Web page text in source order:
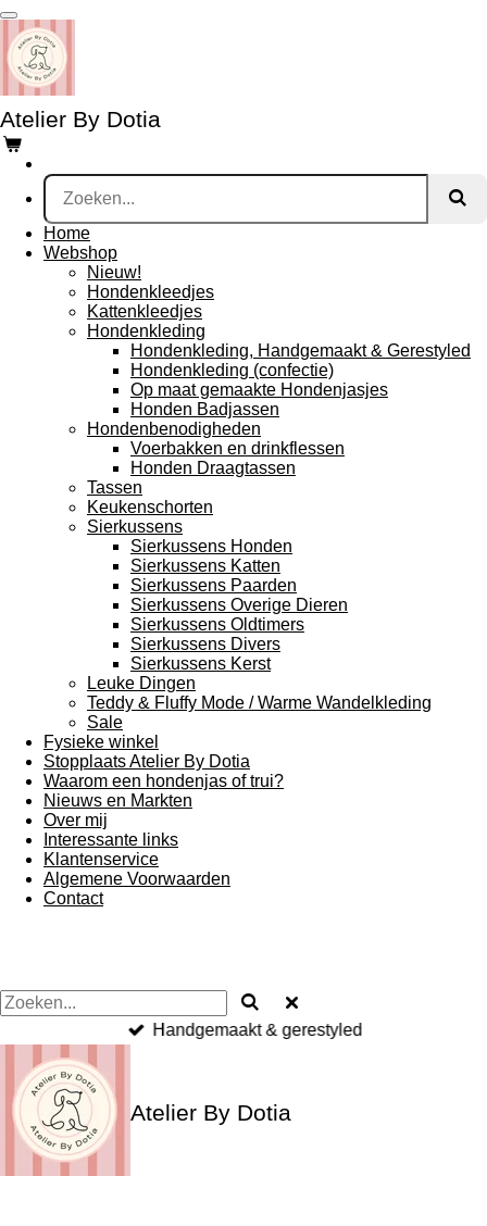
Ga
direct
naar
de
hoofdinhoud
Atelier By Dotia
Home
Webshop
Nieuw!
Hondenkleedjes
Kattenkleedjes
Hondenkleding
Hondenkleding, Handgemaakt & Gerestyled
Hondenkleding (confectie)
Op maat gemaakte Hondenjasjes
Honden Badjassen
Hondenbenodigheden
Voerbakken en drinkflessen
Honden Draagtassen
Tassen
Keukenschorten
Sierkussens
Sierkussens Honden
Sierkussens Katten
Sierkussens Paarden
Sierkussens Overige Dieren
Sierkussens Oldtimers
Sierkussens Divers
Sierkussens Kerst
Leuke Dingen
Teddy & Fluffy Mode / Warme Wandelkleding
Sale
Fysieke winkel
Stopplaats Atelier By Dotia
Waarom een hondenjas of trui?
Nieuws en Markten
Over mij
Interessante links
Klantenservice
Algemene Voorwaarden
Contact
Handgemaakt & gerestyled
Atelier By Dotia